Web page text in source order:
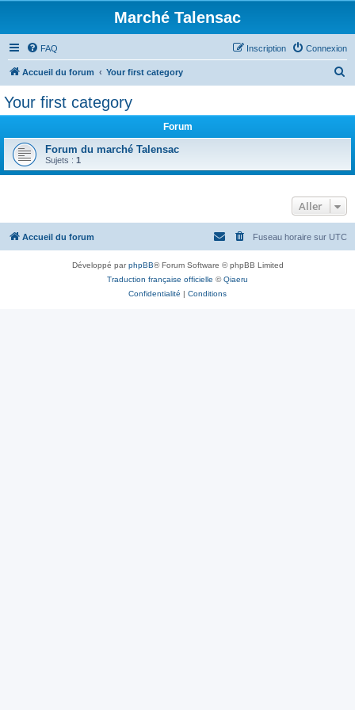
Marché Talensac
FAQ Connexion
Inscription
Accueil du forum Your first category
e
r
Your first category
Forum
Forum du marché Talensac
Sujets : 1
Aller
Accueil du forum Fuseau horaire sur UTC
Développé parphpBB® Forum Software © phpBB Limited
Traduction française officielle ©Qiaeru
Confidentialité | Conditions